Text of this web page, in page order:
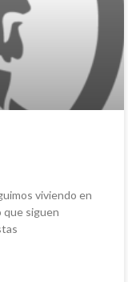
viviendo en
que siguen